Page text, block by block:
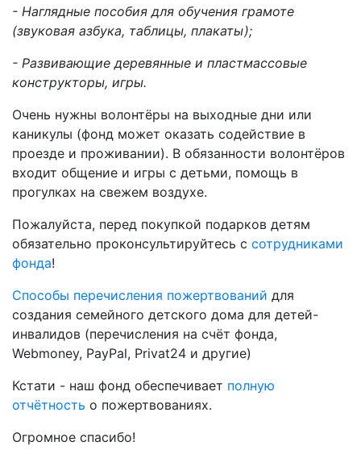
- Наглядные пособия для обучения грамоте
(звуковая азбука, таблицы, плакаты);
- Развивающие деревянные и пластмассовые
конструкторы, игры.
Очень нужны волонтёры на выходные дни или
каникулы (фонд может оказать содействие в
проезде и проживании). В обязанности волонтёров
входит общение и игры с детьми, помощь в
прогулках на свежем воздухе.
Пожалуйста, перед покупкой подарков детям
обязательно проконсультируйтесь с сотрудниками
фонда!
Способы перечисления пожертвований для
создания семейного детского дома для детей-
инвалидов (перечисления на счёт фонда,
Webmoney, PayPal, Privat24 и другие)
Кстати - наш фонд обеспечивает полную
отчётность о пожертвованиях.
Огромное спасибо!